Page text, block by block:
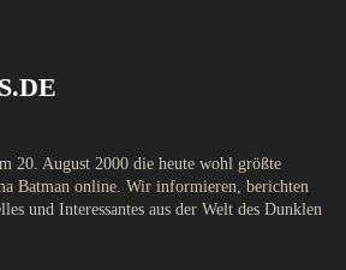
20. August 2000 die heute wohl größte
Batman online. Wir informieren, berichten
und Interessantes aus der Welt des Dunklen